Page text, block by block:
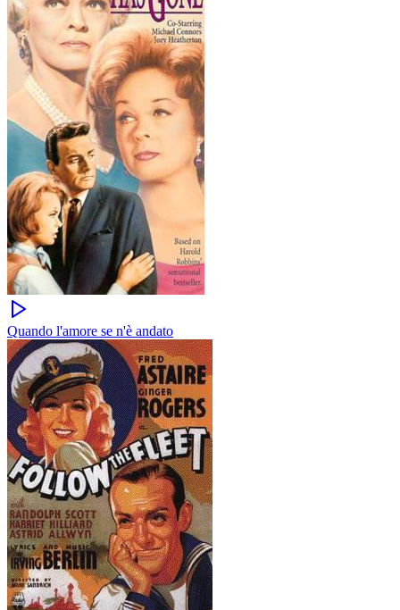
Quando l'amore se n'è andato